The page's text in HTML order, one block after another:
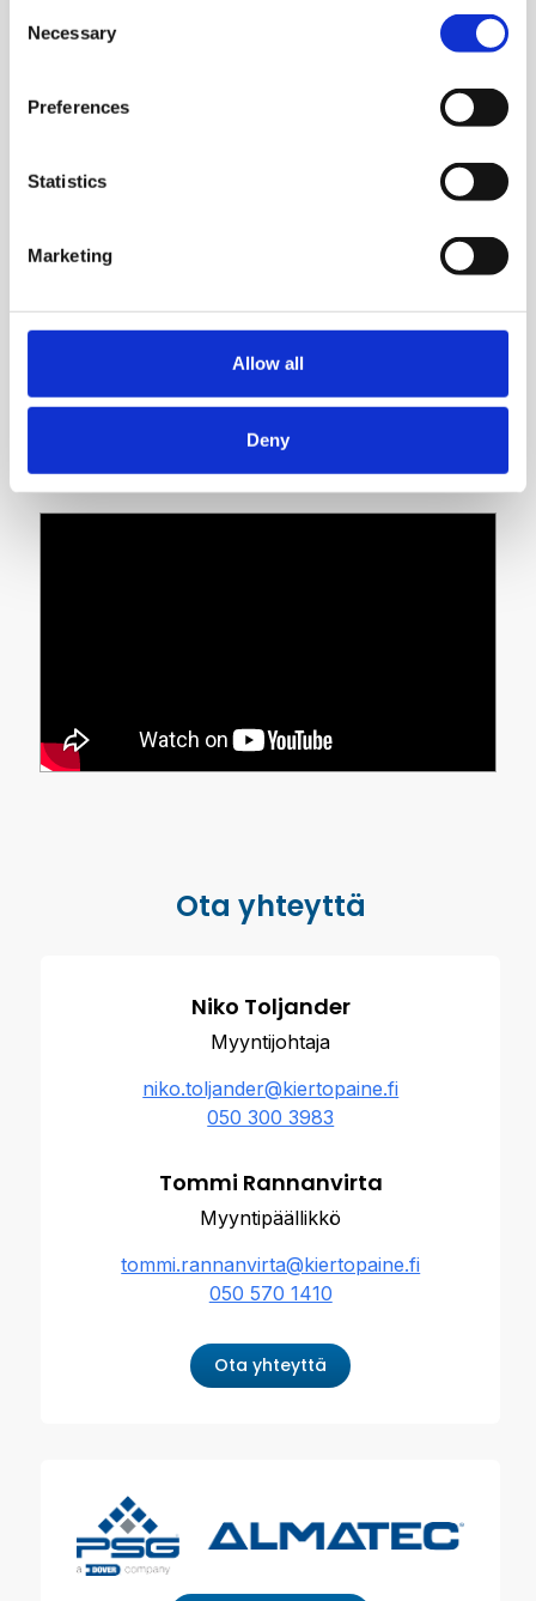
Selection
Necessary
Preferences
Statistics
Marketing
Allow all
Deny
Kaikki vaativat teolliset nesteensiirtotarpeet
Ota yhteyttä
Niko Toljander
Myyntijohtaja
niko.toljander@kiertopaine.fi
050 300 3983
Tommi Rannanvirta
Myyntipäällikkö
tommi.rannanvirta@kiertopaine.fi
050 570 1410
Ota yhteyttä